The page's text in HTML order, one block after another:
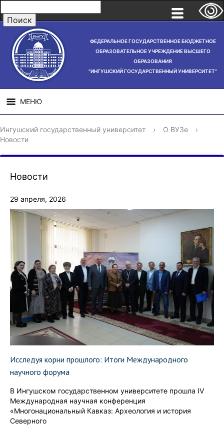
ФЕДЕРАЛЬНОЕ ГОСУДАРСТВЕННОЕ БЮДЖЕТНОЕ
ОБРАЗОВАТЕЛЬНОЕ УЧРЕЖДЕНИЕ ВЫСШЕГО
ОБРАЗОВАНИЯ
"ИНГУШСКИЙ ГОСУДАРСТВЕННЫЙ УНИВЕРСИТЕТ"
МЕНЮ
СВЕДЕНИЯ ОБ
ОБРАЗОВАТЕЛЬНОЙ
НАУЧНАЯ
ДЕЯТЕЛЬНОСТЬ
Ингушский государственный университет › О ВУЗе
›
Новости
Новости
29 апреля, 2026
Исследуя корни прошлого: Итоги Международного
научного форума
В Ингушском государственном университете прошла IV
Международная научная конференция
«Многонациональный Кавказ: Археология и история
Северного